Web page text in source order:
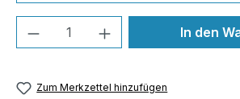
Produkt Anzahl: GibIn den
Zum Merkzettel hinzufügen